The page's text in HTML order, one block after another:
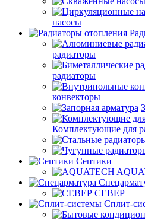
насосы
радиаторы
радиаторы
конвекторы
Комплектующие для
Септики
СЕВЕР
Сплит-